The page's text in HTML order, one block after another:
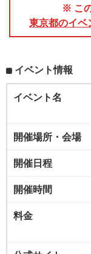
※ こ
東京都のイベ
イベント情報
イベント名
開催場所・会場
開催日程
開催時間
料金